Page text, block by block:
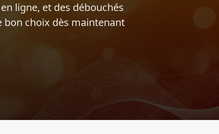
ligne, et des débouchés
bon choix dès maintenant